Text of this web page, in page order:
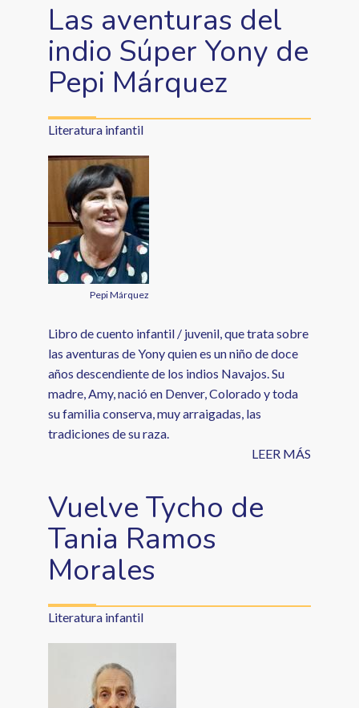
Las aventuras del
indio Súper Yony de
Pepi Márquez
Literatura infantil
Pepi Márquez
Libro de cuento infantil / juvenil, que trata sobre
las aventuras de Yony quien es un niño de doce
años descendiente de los indios Navajos. Su
madre, Amy, nació en Denver, Colorado y toda
su familia conserva, muy arraigadas, las
tradiciones de su raza.
LEER MÁS
Vuelve Tycho de
Tania Ramos
Morales
Literatura infantil